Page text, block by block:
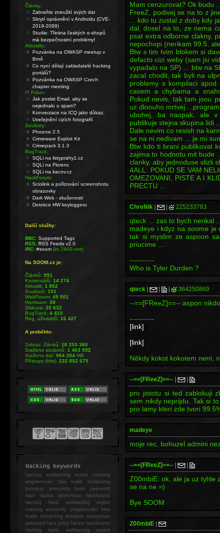
Mam cenzurovat? Ok budu
FreeZ, podivej se na to z
... kdo tu zustal z doby kdy
dal, dosel na to, ze nema
psat extra odborne clakny,
nepochopi (nerikam 99.5,
Btw s tim tvim blokem si
defacto cizi weby (sam jsi
vypadalo na SP) ... btw na
zacal chodit, tak byli na
problemy s kompilaci
casem a chybama a
Pokud nevis, tak tam jsou
uz dloouho mrtvej
ubohej, ba naopak, ale
publikuje stejna skupina lidi
Dale nevim co resish na
se na ni nedivam ... je mi
Btw kdo ti brani publikovat
zajima to hodnotu mit bude
clanky, aby jednoduse slizli
4ALL: POKUD SE VAM
OMEZOVANI, PISTE A I
PRECTU ...
ChreNik 225233783
qteck ... zas to bych nerikal
madeye i kdyz na soome je
tak si myslim ze aspoon
priucime ...
----------
Who is Tyler Durden ?
qteck 364250869
--==[FReeZ]==--:aspon
----------
[link]
[link]
Někdy kokot kokotem není,
--==[FReeZ]==--
pro jistotu si ted zablokuji
sem nikdy neprijdu. Tak si
pro lamy kteri zde tvori
madeye
moje rec, bohuzel admini
--==[FReeZ]==--
Z00mbiE: ok, ale ja uz tyhle
se na ne =)
Bye SOOM
Z00mbiE
Články:
Zabraňte zneužití svých dat
Skrytí oprávnění v Androidu (CVE-
2019-2089)
Studie: Třetina českých e-shopů
má bezpečnostní problémy!
Aktuality:
Pozvánka na OWASP meetup v
Brně
Co nyní dělají zakladatelé hacking
portálů?
Pozvánka na OWASP Czech
chapter meeting
IT Právo:
Jak poslat Email, aby se
nejednalo o spam?
Konverzace na ICQ jako důkaz.
Uveřejnění cizích fotografií
Soubory:
Phoenix 2.5
Crimeware Exploit Kit
Crimepack 3.1.3
BugTrack:
SQLi na listyprahy1.cz
SQLi na Florenc
SQLi na kacov.cz
HackForum:
Sciolink a pořizování screenshotu
obrazovky
Dark Web - zkušenosti
Detekce HW keyloggeru
Další služby:
BBC: Supported Tags
RSS: RSS Feeds v2.0
IRC: #soom(irc.2600.net)
Na SOOM.cz je:
Článků:991
Komentářů:14 274
Aktualit:1 862
Souborů:151
WebForum:49 501
Hardware:38
Diskuze:20 632
BugTrack:4 415
Reg. uživatelů:16 427
A proběhlo:
Zobraz. článků:18 253 360
Staženo souborů:1 463 592
Staženo dat:964 204MB
Přístupy (hits):232 802 675
Hacking keywords
hackingwebhacking exploit cracking
programování fake mailer lockpicking
bumpkey anonymity heslo password
hackhacker anonymous hackforums
hackingheslo webhacking exploit
cracking anonymity programování fake
mailer lockpicking bumpkey anonymous
password hack proxy hacker hackforums
hacking heslo webhacking exploit